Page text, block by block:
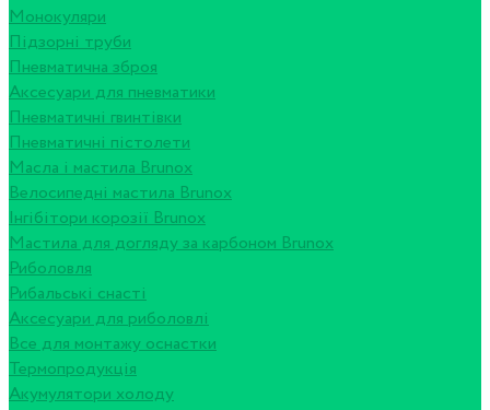
Монокуляри
Підзорні труби
Пневматична зброя
Аксесуари для пневматики
Пневматичні гвинтівки
Пневматичні пістолети
Масла і мастила Brunox
Велосипедні мастила Brunox
Інгібітори корозії Brunox
Мастила для догляду за карбоном Brunox
Риболовля
Рибальські снасті
Аксесуари для риболовлі
Все для монтажу оснастки
Термопродукція
Акумулятори холоду